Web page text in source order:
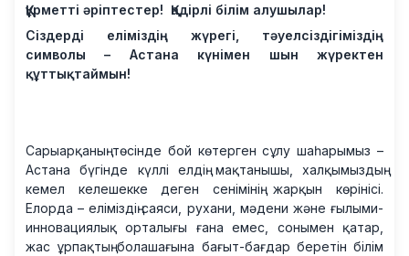
Құрметті әріптестер! Қадірлі білім алушылар!
Сіздерді еліміздің жүрегі, тәуелсіздігіміздің
символы – Астана күнімен шын жүректен
құттықтаймын!
Сарыарқаның төсінде бой көтерген сұлу шаһарымыз –
Астана бүгінде күллі елдің мақтанышы, халқымыздың
кемел келешекке деген сенімінің жарқын көрінісі.
Елорда – еліміздің саяси, рухани, мәдени және ғылыми-
инновациялық орталығы ғана емес, сонымен қатар,
жас ұрпақтың болашағына бағыт-бағдар беретін білім